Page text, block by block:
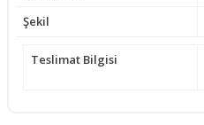
Şekil
Teslimat Bilgisi